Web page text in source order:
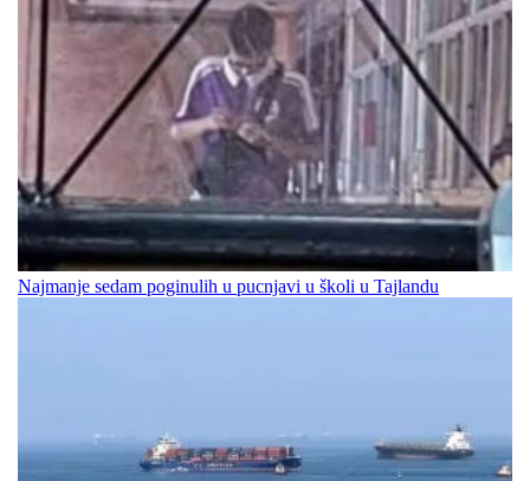
Najmanje sedam poginulih u pucnjavi u školi u Tajlandu